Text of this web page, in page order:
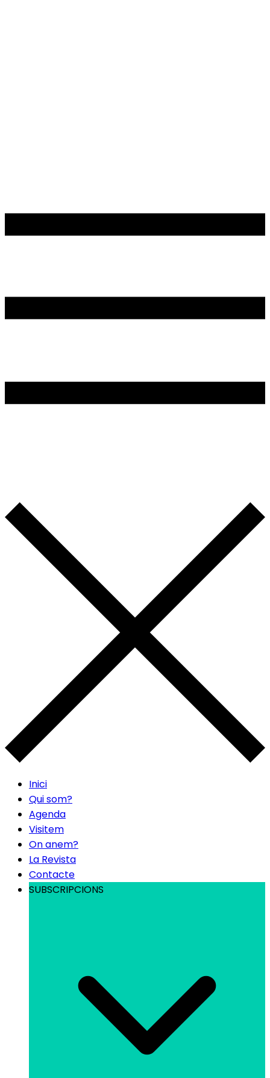
Inici
Qui som?
Agenda
Visitem
On anem?
La Revista
Contacte
SUBSCRIPCIONS